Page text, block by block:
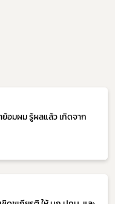
ย้อมผม รู้ผลแล้ว เกิดจาก